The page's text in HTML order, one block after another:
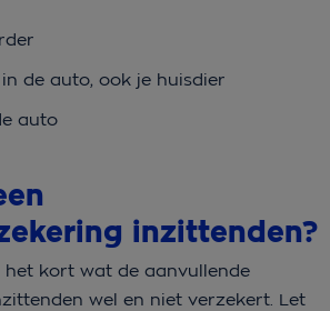
de auto, ook je huisdier
auto
inzittenden?
het kort wat de aanvullende
wel en niet verzekert. Let